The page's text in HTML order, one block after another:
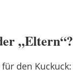
„Eltern“?
den Kuckuck: